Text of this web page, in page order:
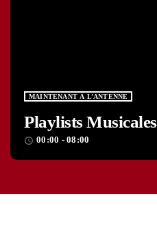
MAINTENANT À L’ANTENNE
Playlists Musicales
access_time 00:00 - 08:00